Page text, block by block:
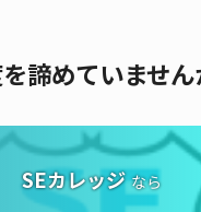
諦めていません
SEカレッジ なら